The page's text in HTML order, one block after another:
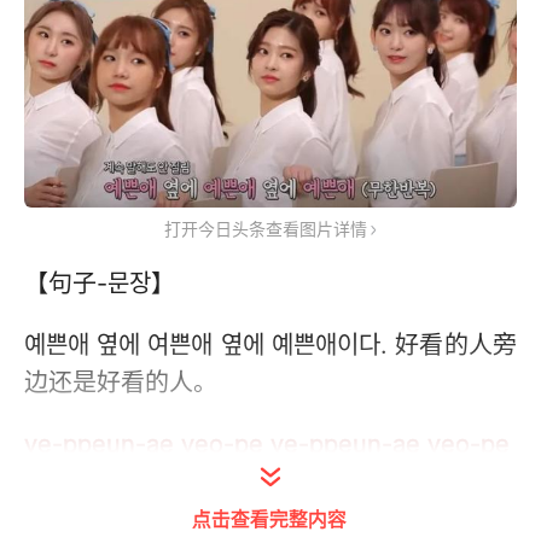
打开今日头条查看图片详情
【句子-문장】
예쁜애 옆에 여쁜애 옆에 예쁜애이다. 好看的人旁
边还是好看的人。
点击查看完整内容